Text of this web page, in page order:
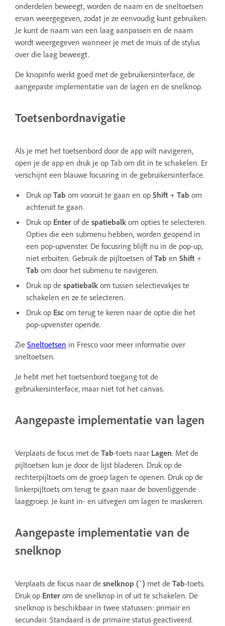
onderdelen beweegt, worden de naam en de sneltoetsen
ervan weergegeven, zodat je ze eenvoudig kunt gebruiken.
Je kunt de naam van een laag aanpassen en de naam
wordt weergegeven wanneer je met de muis of de stylus
over die laag beweegt.
De knopinfo werkt goed met de gebruikersinterface, de
aangepaste implementatie van de lagen en de snelknop.
Toetsenbordnavigatie
Als je met het toetsenbord door de app wilt navigeren,
open je de app en druk je op Tab om dit in te schakelen. Er
verschijnt een blauwe focusring in de gebruikersinterface.
Druk op Tab om vooruit te gaan en op Shift + Tab om
achteruit te gaan.
Druk op Enter of de spatiebalk om opties te selecteren.
Opties die een submenu hebben, worden geopend in
een pop-upvenster. De focusring blijft nu in de pop-up,
niet erbuiten. Gebruik de pijltoetsen ofTab en Shift +
Tab om door het submenu te navigeren.
Druk op de spatiebalk om tussen selectievakjes te
schakelen en ze te selecteren.
Druk op Esc om terug te keren naar de optie die het
pop-upvenster opende.
Zie Sneltoetsen in Fresco voor meer informatie over
sneltoetsen.
Je hebt met het toetsenbord toegang tot de
gebruikersinterface, maar niet tot het canvas.
Aangepaste implementatie van lagen
Verplaats de focus met de Tab-toets naar Lagen. Met de
pijltoetsen kun je door de lijst bladeren. Druk op de
rechterpijltoets om de groep lagen te openen. Druk op de
linkerpijltoets om terug te gaan naar de bovenliggende
laaggroep. Je kunt in- en uitvegen om lagen te maskeren.
Aangepaste implementatie van de
snelknop
Verplaats de focus naar de snelknop (`) met de Tab-toets.
Druk op Enter om de snelknop in of uit te schakelen. De
snelknop is beschikbaar in twee statussen: primair en
secundair. Standaard is de primaire status geactiveerd.